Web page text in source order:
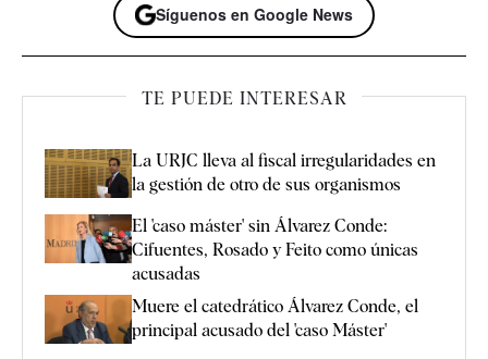
Síguenos en Google News
TE PUEDE INTERESAR
La URJC lleva al fiscal irregularidades en
la gestión de otro de sus organismos
El 'caso máster' sin Álvarez Conde:
Cifuentes, Rosado y Feito como únicas
acusadas
Muere el catedrático Álvarez Conde, el
principal acusado del 'caso Máster'